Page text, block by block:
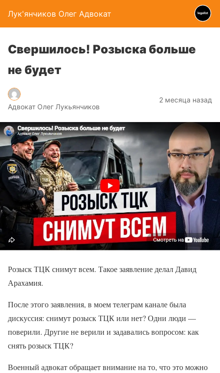
Лук'янчиков Олег Адвокат
Свершилось! Розыска больше
не будет
Адвокат Олег Лукьянчиков
2 месяца назад
Розыск ТЦК снимут всем. Такое заявление делал Давид
Арахамия.
После этого заявления, в моем телеграм канале была
дискуссия: снимут розыск ТЦК или нет? Одни люди —
поверили. Другие не верили и задавались вопросом: как
снять розыск ТЦК?
Военный адвокат обращает внимание на то, что это можно